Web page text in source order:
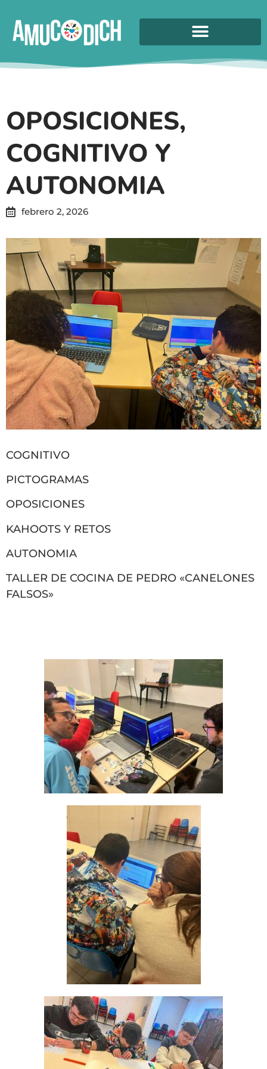
OPOSICIONES,
COGNITIVO Y
AUTONOMIA
febrero 2, 2026
COGNITIVO
PICTOGRAMAS
OPOSICIONES
KAHOOTS Y RETOS
AUTONOMIA
TALLER DE COCINA DE PEDRO «CANELONES
FALSOS»